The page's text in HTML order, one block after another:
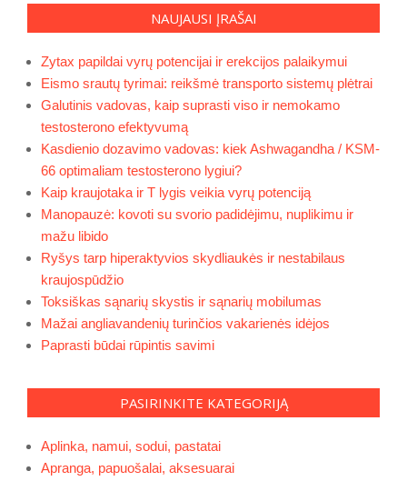
NAUJAUSI ĮRAŠAI
Zytax papildai vyrų potencijai ir erekcijos palaikymui
Eismo srautų tyrimai: reikšmė transporto sistemų plėtrai
Galutinis vadovas, kaip suprasti viso ir nemokamo
testosterono efektyvumą
Kasdienio dozavimo vadovas: kiek Ashwagandha / KSM-
66 optimaliam testosterono lygiui?
Kaip kraujotaka ir T lygis veikia vyrų potenciją
Manopauzė: kovoti su svorio padidėjimu, nuplikimu ir
mažu libido
Ryšys tarp hiperaktyvios skydliaukės ir nestabilaus
kraujospūdžio
Toksiškas sąnarių skystis ir sąnarių mobilumas
Mažai angliavandenių turinčios vakarienės idėjos
Paprasti būdai rūpintis savimi
PASIRINKITE KATEGORIJĄ
Aplinka, namui, sodui, pastatai
Apranga, papuošalai, aksesuarai